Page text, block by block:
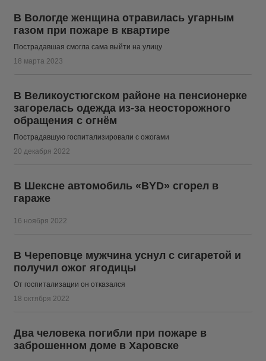
В Вологде женщина отравилась угарным
газом при пожаре в квартире
Пострадавшая смогла сама выйти на улицу
18 марта 2023
В Великоустюгском районе на пенсионерке
загорелась одежда из-за неосторожного
обращения с огнём
Пострадавшую госпитализировали с ожогами
20 декабря 2022
В Шексне автомобиль «BYD» сгорел в
гараже
16 ноября 2022
В Череповце мужчина уснул с сигаретой и
получил ожог ягодицы
От госпитализации он отказался
18 октября 2022
Два человека погибли при пожаре в
заброшенном доме в Харовске